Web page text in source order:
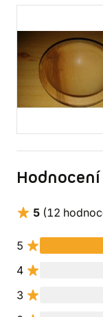
Hodnocení
5 (12
5
4
3